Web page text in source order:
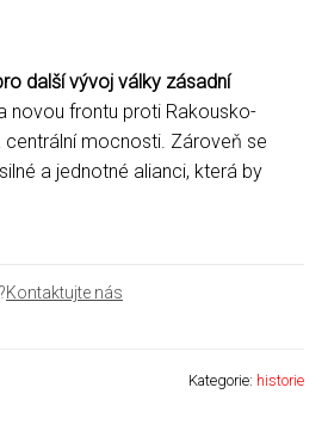
další vývoj války zásadní
novou frontu proti Rakousko-
centrální mocnosti. Zároveň se
a jednotné alianci, která by
Kontaktujte nás
Kategorie: historie